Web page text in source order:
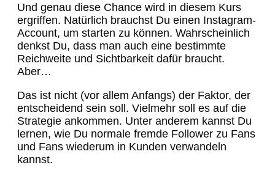
Und genau diese Chance wird in diesem Kurs
ergriffen. Natürlich brauchst Du einen Instagram-
Account, um starten zu können. Wahrscheinlich
denkst Du, dass man auch eine bestimmte
Reichweite und Sichtbarkeit dafür braucht.
Aber…
Das ist nicht (vor allem Anfangs) der Faktor, der
entscheidend sein soll. Vielmehr soll es auf die
Strategie ankommen. Unter anderem kannst Du
lernen, wie Du normale fremde Follower zu Fans
und Fans wiederum in Kunden verwandeln
kannst.